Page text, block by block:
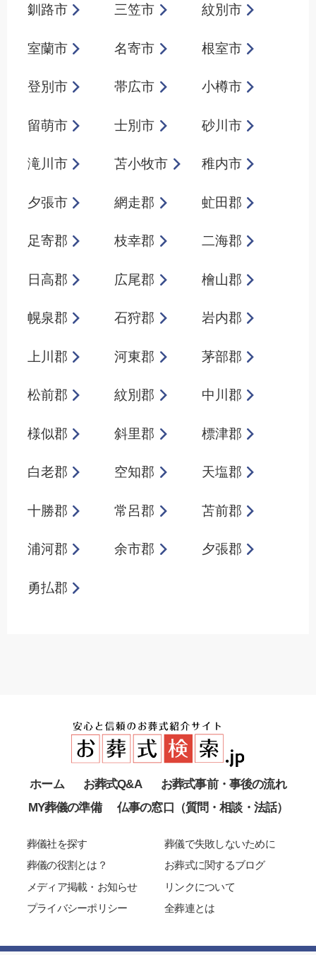
釧路市 三笠市 紋別市
室蘭市 名寄市 根室市
登別市 帯広市 小樽市
留萌市 士別市 砂川市
滝川市 苫小牧市 稚内市
夕張市 網走郡 虻田郡
足寄郡 枝幸郡 二海郡
日高郡 広尾郡 檜山郡
幌泉郡 石狩郡 岩内郡
上川郡 河東郡 茅部郡
松前郡 紋別郡 中川郡
様似郡 斜里郡 標津郡
白老郡 空知郡 天塩郡
十勝郡 常呂郡 苫前郡
浦河郡 余市郡 夕張郡
勇払郡
ホーム お葬式Q&A
お葬式事前・事後の流れ
MY葬儀の準備
仏事の窓口（質問・相談・法話）
葬儀社を探す
葬儀で失敗しないために
葬儀の役割とは？
お葬式に関するブログ
メディア掲載・お知らせ
リンクについて
プライバシーポリシー
全葬連とは